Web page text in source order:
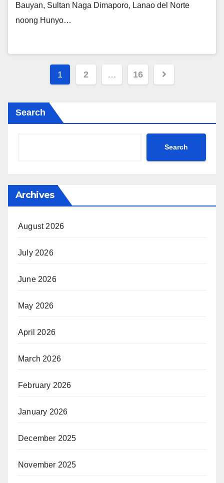
Bauyan, Sultan Naga Dimaporo, Lanao del Norte
noong Hunyo…
Posts
1 2 … 16
Search
Search
Archives
August 2026
July 2026
June 2026
May 2026
April 2026
March 2026
February 2026
January 2026
December 2025
November 2025